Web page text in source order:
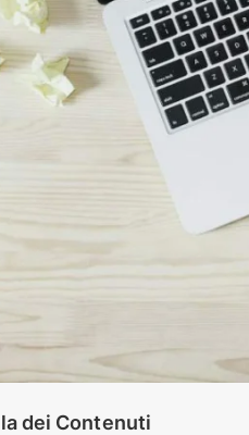
dei Contenuti